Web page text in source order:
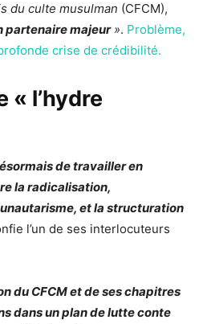
du culte musulman (CFCM),
partenaire majeur». Problème,
crise de crédibilité.
« l’hydre
de travailler en
la radicalisation,
et la structuration
l’un de ses interlocuteurs
du CFCM et de ses chapitres
dans un plan de lutte conte